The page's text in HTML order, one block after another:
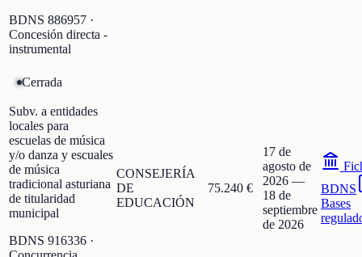
BDNS 886957 ·
Concesión directa -
instrumental
Cerrada
Subv. a entidades
locales para
escuelas de música
y/o danza y escuales
de música
tradicional asturiana
de titularidad
municipal
BDNS 916336 ·
CONSEJERÍA
DE
EDUCACIÓN
75.240 €
17 de
agosto de
2026 —
18 de
septiembre
de 2026
BDNS
Bases